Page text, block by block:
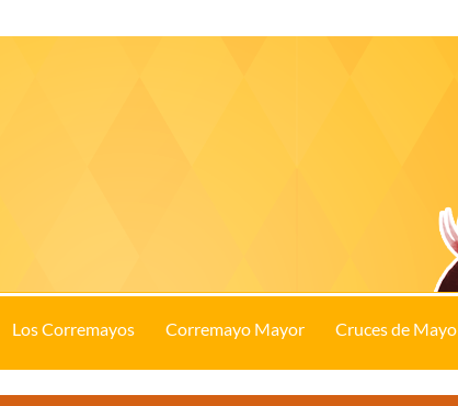
Los Corremayos Corremayo Mayor Cruces de Mayo